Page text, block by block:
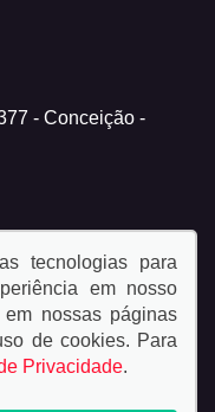
- Conceição -
tecnologias para
em nosso
nossas páginas
de cookies. Para
Privacidade.